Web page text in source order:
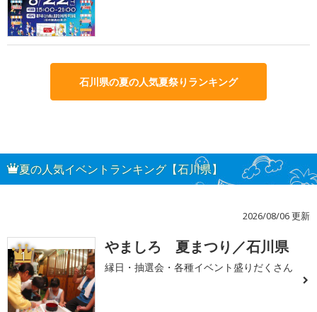
石川県の夏の人気夏祭りランキング
夏の人気イベントランキング【石川県】
2026/08/06 更新
1 やましろ 夏まつり／石川県
縁日・抽選会・各種イベント盛りだくさん